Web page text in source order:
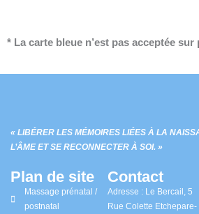
* La carte bleue n’est pas acceptée sur
« LIBÉRER LES MÉMOIRES LIÉES À LA
L’ÂME ET SE RECONNECTER À SOI. »
Plan de site
Massage prénatal /
postnatal
Contact
Adresse : Le Bercail, 5
Rue Colette Etchepare-